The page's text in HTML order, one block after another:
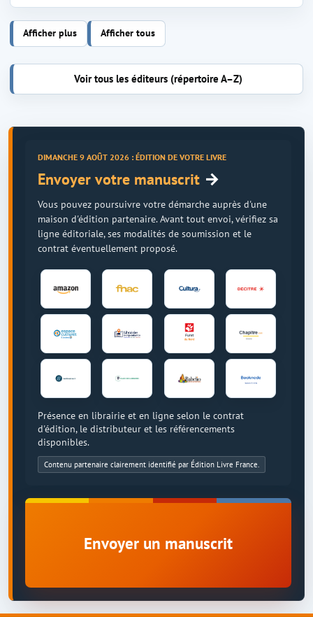
Afficher plus Afficher tous
Voir tous les éditeurs (répertoire A–Z)
DIMANCHE 9 AOÛT 2026 : ÉDITION DE VOTRE LIVRE
Envoyer votre manuscrit →
Vous pouvez poursuivre votre démarche auprès d'une
maison d'édition partenaire. Avant tout envoi, vérifiez sa
ligne éditoriale, ses modalités de soumission et le
contrat éventuellement proposé.
Présence en librairie et en ligne selon le contrat
d'édition, le distributeur et les référencements
disponibles.
Contenu partenaire clairement identifié par Édition Livre France.
Envoyer un manuscrit